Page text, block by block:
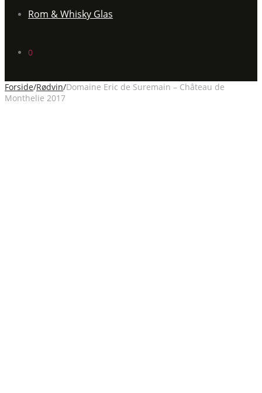
Rom & Whisky Glas
0
Forside/Rødvin/Domaine Eric de Suremain – Château de
Monthelie 2017